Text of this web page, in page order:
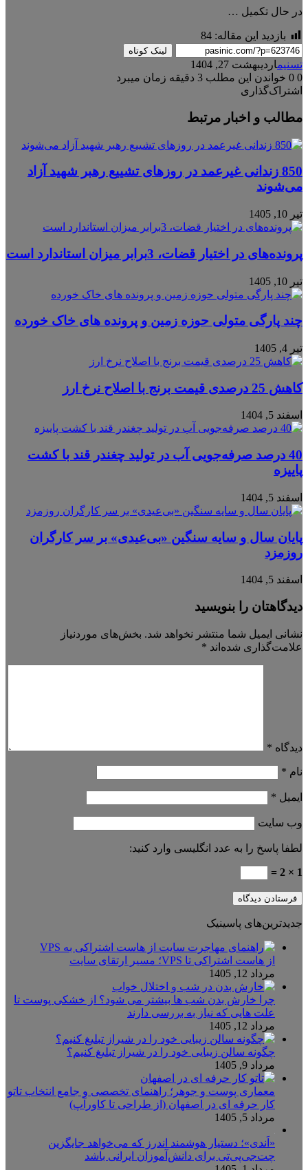
در حال تکمیل …
بازدید این مقاله: 84
لینک کوتاه
تسنیماردیبهشت 27, 1404
0
خواندن این مطلب 3 دقیقه زمان میبرد
اشتراک‌گذاری
بوک
آپ
مطالب و اخبار مرتبط
850 زندانی غیرعمد در روزهای تشییع رهبر شهید آزاد
می‌شوند
تیر 10, 1405
پرونده‌های در اختیار قضات، 3برابر میزان استاندارد است
تیر 10, 1405
چند پارگی متولی حوزه زمین و پرونده های خاک خورده
تیر 4, 1405
کاهش 25 درصدی قیمت برنج با اصلاح نرخ ارز
اسفند 5, 1404
40 درصد صرفه‌جویی آب در تولید چغندر قند با کشت
پاییزه
اسفند 5, 1404
پایان سال و سایه سنگین «بی‌عیدی» بر سر کارگران
روزمزد
اسفند 5, 1404
دیدگاهتان را بنویسید
نشانی ایمیل شما منتشر نخواهد شد. بخش‌های موردنیاز
علامت‌گذاری شده‌اند *
دیدگاه *
نام *
ایمیل *
وب‌ سایت
لطفا پاسخ را به عدد انگلیسی وارد کنید:
1 × 2 =
جدیدترین‌های پاسینیک
از هاست اشتراکی تا VPS؛ مسیر ارتقای سایت
مرداد 12, 1405
چرا خارش بدن شب ها بیشتر می شود؟ از خشکی پوست تا
علت هایی که نیاز به بررسی دارند
مرداد 12, 1405
چگونه سالن زیبایی خود را در شیراز تبلیغ کنیم؟
مرداد 9, 1405
معماری پوست و جوهر؛ راهنمای تخصصی و جامع انتخاب تاتو
کار حرفه ای در اصفهان (از طراحی تا کاورآپ)
مرداد 5, 1405
«اَندی»؛ دستیار هوشمند اندرز که می‌خواهد جایگزین
چت‌جی‌پی‌تی برای دانش‌آموزان ایرانی باشد